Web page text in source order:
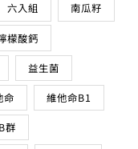
六入組 南瓜籽
檬酸鈣
益生菌
命 維他命B1
群